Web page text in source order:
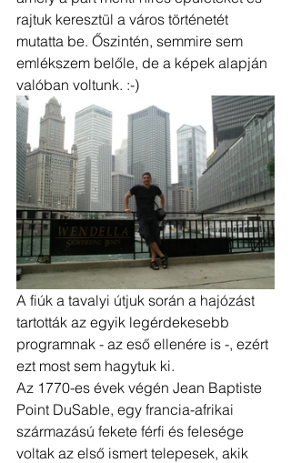
rajtuk keresztül a város történetét
mutatta be. Őszintén, semmire sem
emlékszem belőle, de a képek alapján
valóban voltunk. :-)
A fiúk a tavalyi útjuk során a hajózást
tartották az egyik legérdekesebb
programnak - az eső ellenére is -, ezért
ezt most sem hagytuk ki.
Az 1770-es évek végén Jean Baptiste
Point DuSable, egy francia-afrikai
származású fekete férfi és felesége
voltak az első ismert telepesek, akik